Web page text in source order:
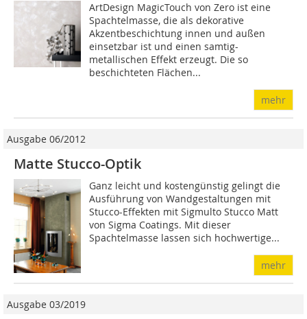
ArtDesign MagicTouch von Zero ist eine
Spachtelmasse, die als dekorative
Akzentbeschichtung innen und außen
einsetzbar ist und einen samtig-
metallischen Effekt erzeugt. Die so
beschichteten Flächen...
mehr
Ausgabe 06/2012
Matte Stucco-Optik
Ganz leicht und kostengünstig gelingt die
Ausführung von Wandgestaltungen mit
Stucco-Effekten mit Sigmulto Stucco Matt
von Sigma Coatings. Mit dieser
Spachtelmasse lassen sich hochwertige...
mehr
Ausgabe 03/2019